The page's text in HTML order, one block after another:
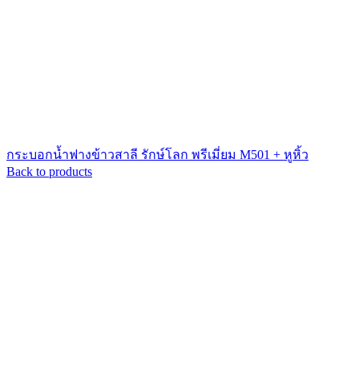
กระบอกน้ำฟางข้าวสาลี รักษ์โลก พรีเมี่ยม M501 + หูหิ้ว
Back to products